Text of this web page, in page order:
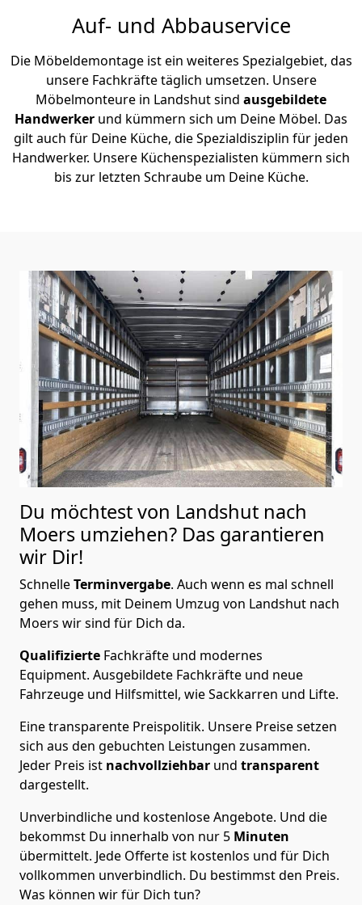
Auf- und Abbauservice
Die Möbeldemontage ist ein weiteres Spezialgebiet, das
unsere Fachkräfte täglich umsetzen. Unsere
Möbelmonteure in Landshut sind ausgebildete
Handwerker und kümmern sich um Deine Möbel. Das
gilt auch für Deine Küche, die Spezialdisziplin für jeden
Handwerker. Unsere Küchenspezialisten kümmern sich
bis zur letzten Schraube um Deine Küche.
Du möchtest von Landshut nach
Moers umziehen? Das garantieren
wir Dir!
SchnelleTerminvergabe. Auch wenn es mal schnell
gehen muss, mit Deinem Umzug von Landshut nach
Moers wir sind für Dich da.
Qualifizierte Fachkräfte und modernes
Equipment. Ausgebildete Fachkräfte und neue
Fahrzeuge und Hilfsmittel, wie Sackkarren und Lifte.
Eine transparente Preispolitik. Unsere Preise setzen
sich aus den gebuchten Leistungen zusammen.
Jeder Preis ist nachvollziehbar und transparent
dargestellt.
Unverbindliche und kostenlose Angebote. Und die
bekommst Du innerhalb von nur 5 Minuten
übermittelt. Jede Offerte ist kostenlos und für Dich
vollkommen unverbindlich. Du bestimmst den Preis.
Was können wir für Dich tun?